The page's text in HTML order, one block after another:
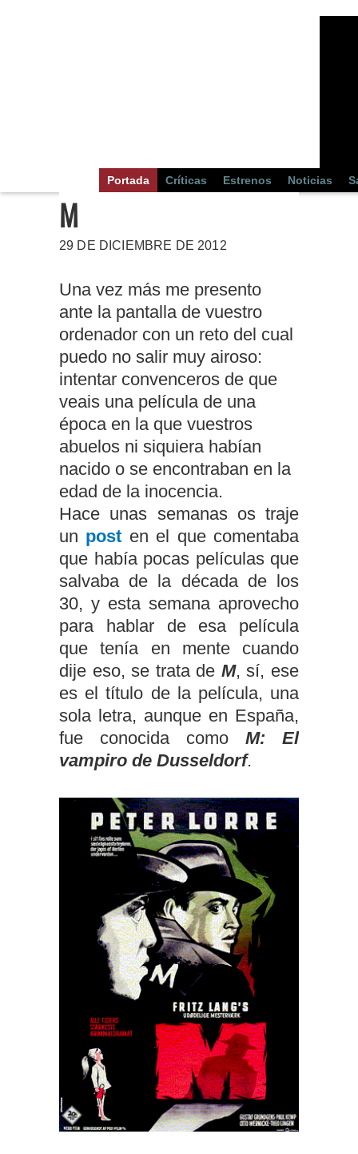
Portada Críticas Estrenos Noticias
M
29 DE DICIEMBRE DE 2012
Una vez más me presento
ante la pantalla de vuestro
ordenador con un reto del cual
puedo no salir muy airoso:
intentar convenceros de que
veais una película de una
época en la que vuestros
abuelos ni siquiera habían
nacido o se encontraban en la
edad de la inocencia.
Hace unas semanas os traje
un post en el que comentaba
que había pocas películas que
salvaba de la década de los
30, y esta semana aprovecho
para hablar de esa película
que tenía en mente cuando
dije eso, se trata de M, sí, ese
es el título de la película, una
sola letra, aunque en España,
fue conocida como M: El
vampiro de Dusseldorf.